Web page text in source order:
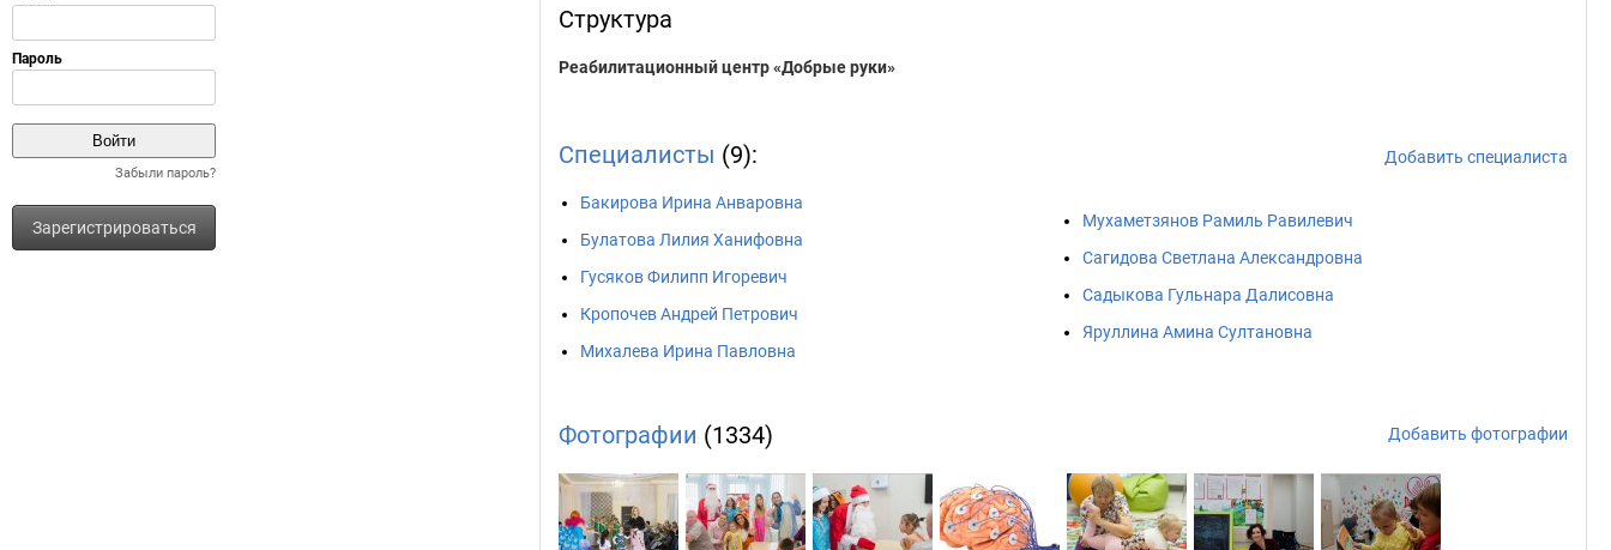
Забыли пароль?
Зарегистрироваться
Структура
Реабилитационный центр «Добрые руки»
Специалисты (9): Добавить специалиста
Бакирова Ирина Анваровна
Булатова Лилия Ханифовна
Гусяков Филипп Игоревич
Кропочев Андрей Петрович
Михалева Ирина Павловна
Мухаметзянов Рамиль Равилевич
Сагидова Светлана Александровна
Садыкова Гульнара Далисовна
Яруллина Амина Султановна
Фотографии (1334) Добавить фотографии